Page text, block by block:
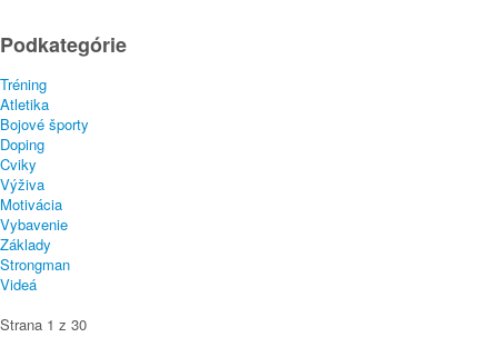
Podkategórie
Tréning
Atletika
Bojové športy
Doping
Cviky
Výživa
Motivácia
Vybavenie
Základy
Strongman
Videá
Strana 1 z 30